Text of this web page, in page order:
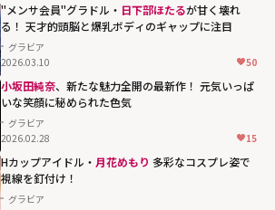
"メンサ会員"グラドル・ 日下部ほたるが甘く壊れ
る！ 天才的頭脳と爆乳ボディのギャップに注目
グラビア
2026.03.10
50
小坂田純奈、新たな魅力全開の最新作！ 元気いっぱ
いな笑顔に秘められた色気
グラビア
2026.02.28
15
Hカップアイドル・ 月花めもり 多彩なコスプレ姿で
視線を釘付け！
グラビア